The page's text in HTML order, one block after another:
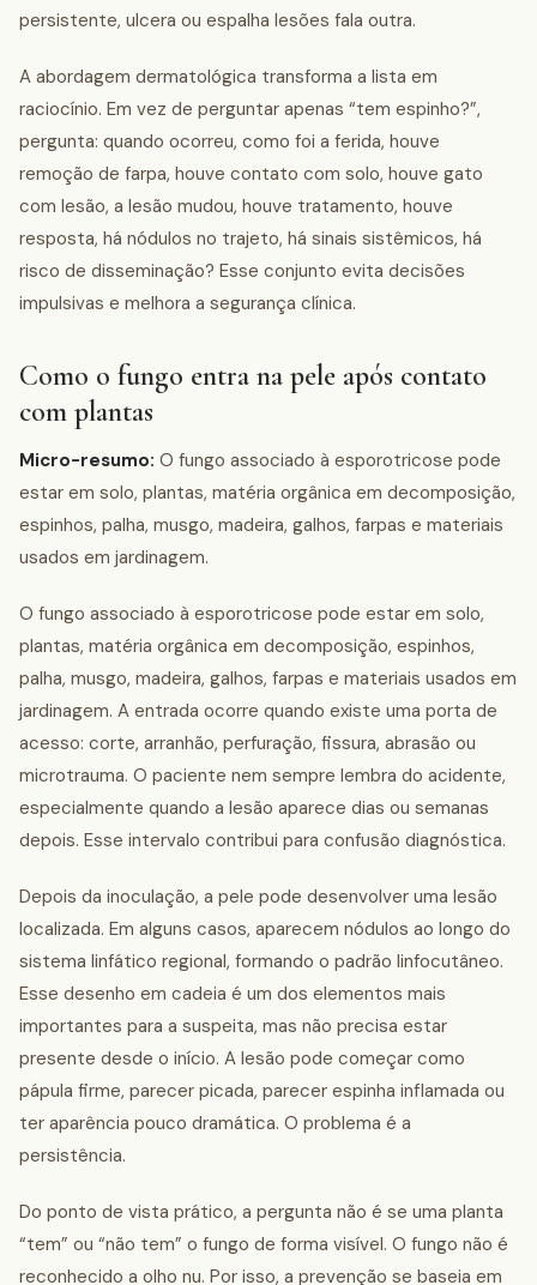
persistente, ulcera ou espalha lesões fala outra.
A abordagem dermatológica transforma a lista em
raciocínio. Em vez de perguntar apenas “tem espinho?”,
pergunta: quando ocorreu, como foi a ferida, houve
remoção de farpa, houve contato com solo, houve gato
com lesão, a lesão mudou, houve tratamento, houve
resposta, há nódulos no trajeto, há sinais sistêmicos, há
risco de disseminação? Esse conjunto evita decisões
impulsivas e melhora a segurança clínica.
Como o fungo entra na pele após contato
com plantas
Micro-resumo: O fungo associado à esporotricose pode
estar em solo, plantas, matéria orgânica em decomposição,
espinhos, palha, musgo, madeira, galhos, farpas e materiais
usados em jardinagem.
O fungo associado à esporotricose pode estar em solo,
plantas, matéria orgânica em decomposição, espinhos,
palha, musgo, madeira, galhos, farpas e materiais usados em
jardinagem. A entrada ocorre quando existe uma porta de
acesso: corte, arranhão, perfuração, fissura, abrasão ou
microtrauma. O paciente nem sempre lembra do acidente,
especialmente quando a lesão aparece dias ou semanas
depois. Esse intervalo contribui para confusão diagnóstica.
Depois da inoculação, a pele pode desenvolver uma lesão
localizada. Em alguns casos, aparecem nódulos ao longo do
sistema linfático regional, formando o padrão linfocutâneo.
Esse desenho em cadeia é um dos elementos mais
importantes para a suspeita, mas não precisa estar
presente desde o início. A lesão pode começar como
pápula firme, parecer picada, parecer espinha inflamada ou
ter aparência pouco dramática. O problema é a
persistência.
Do ponto de vista prático, a pergunta não é se uma planta
“tem” ou “não tem” o fungo de forma visível. O fungo não é
reconhecido a olho nu. Por isso, a prevenção se baseia em